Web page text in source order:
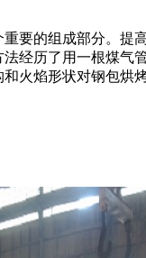
的组成部分。提
经历了用一根煤气
火焰形状对钢包烘